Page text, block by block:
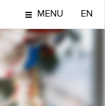
MENU EN